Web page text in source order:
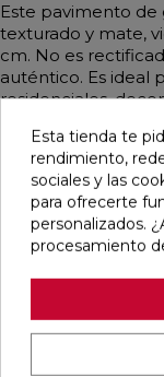
Este pavimento de
texturado y mate,
cm. No es
auténtico. Es ideal
residenciales,
hidráulico y se
tipo patchwork.
favorite
Esta tienda te
rendimiento,
sociales y las
para ofrecerte
personalizados.
procesamiento